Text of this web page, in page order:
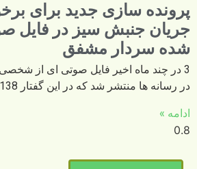
پرونده سازی جدید برای
جریان جنبش سیز در فایل
شده سردار مشفق
3 در چند ماه اخیر فایل صوتی ای از
در رسانه ها منتشر شد که در این گفتار 138
ادامه »